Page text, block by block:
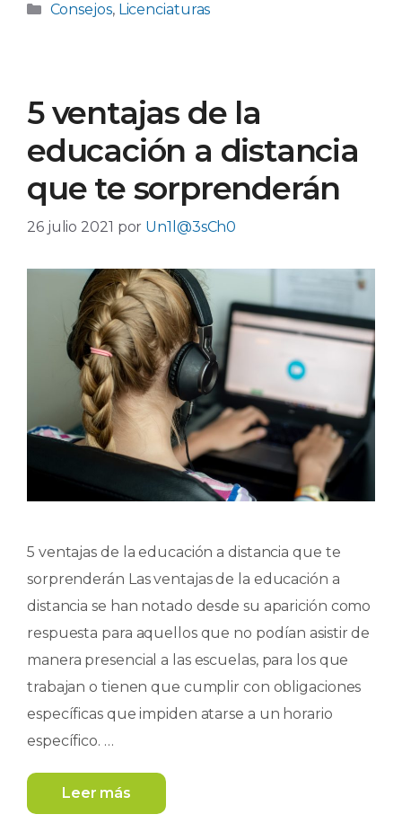
Categorías
Consejos, Licenciaturas
5 ventajas de la
educación a distancia
que te sorprenderán
26 julio 2021 por Un1l@3sCh0
5 ventajas de la educación a distancia que te
sorprenderán Las ventajas de la educación a
distancia se han notado desde su aparición como
respuesta para aquellos que no podían asistir de
manera presencial a las escuelas, para los que
trabajan o tienen que cumplir con obligaciones
específicas que impiden atarse a un horario
específico. …
Leer más